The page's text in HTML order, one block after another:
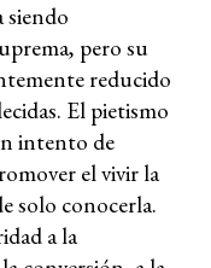
siendo
pero su
reducido
El pietismo
intento de
el vivir la
solo conocerla.
a la